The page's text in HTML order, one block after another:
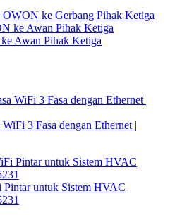
OWON ke Gerbang Pihak Ketiga
ke Awan Pihak Ketiga
Awan Pihak Ketiga
3 Fasa dengan Ethernet |
Pintar untuk Sistem HVAC